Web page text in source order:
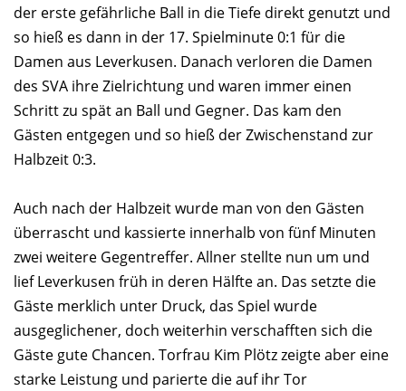
der erste gefährliche Ball in die Tiefe direkt genutzt und
so hieß es dann in der 17. Spielminute 0:1 für die
Damen aus Leverkusen. Danach verloren die Damen
des SVA ihre Zielrichtung und waren immer einen
Schritt zu spät an Ball und Gegner. Das kam den
Gästen entgegen und so hieß der Zwischenstand zur
Halbzeit 0:3.
Auch nach der Halbzeit wurde man von den Gästen
überrascht und kassierte innerhalb von fünf Minuten
zwei weitere Gegentreffer. Allner stellte nun um und
lief Leverkusen früh in deren Hälfte an. Das setzte die
Gäste merklich unter Druck, das Spiel wurde
ausgeglichener, doch weiterhin verschafften sich die
Gäste gute Chancen. Torfrau Kim Plötz zeigte aber eine
starke Leistung und parierte die auf ihr Tor